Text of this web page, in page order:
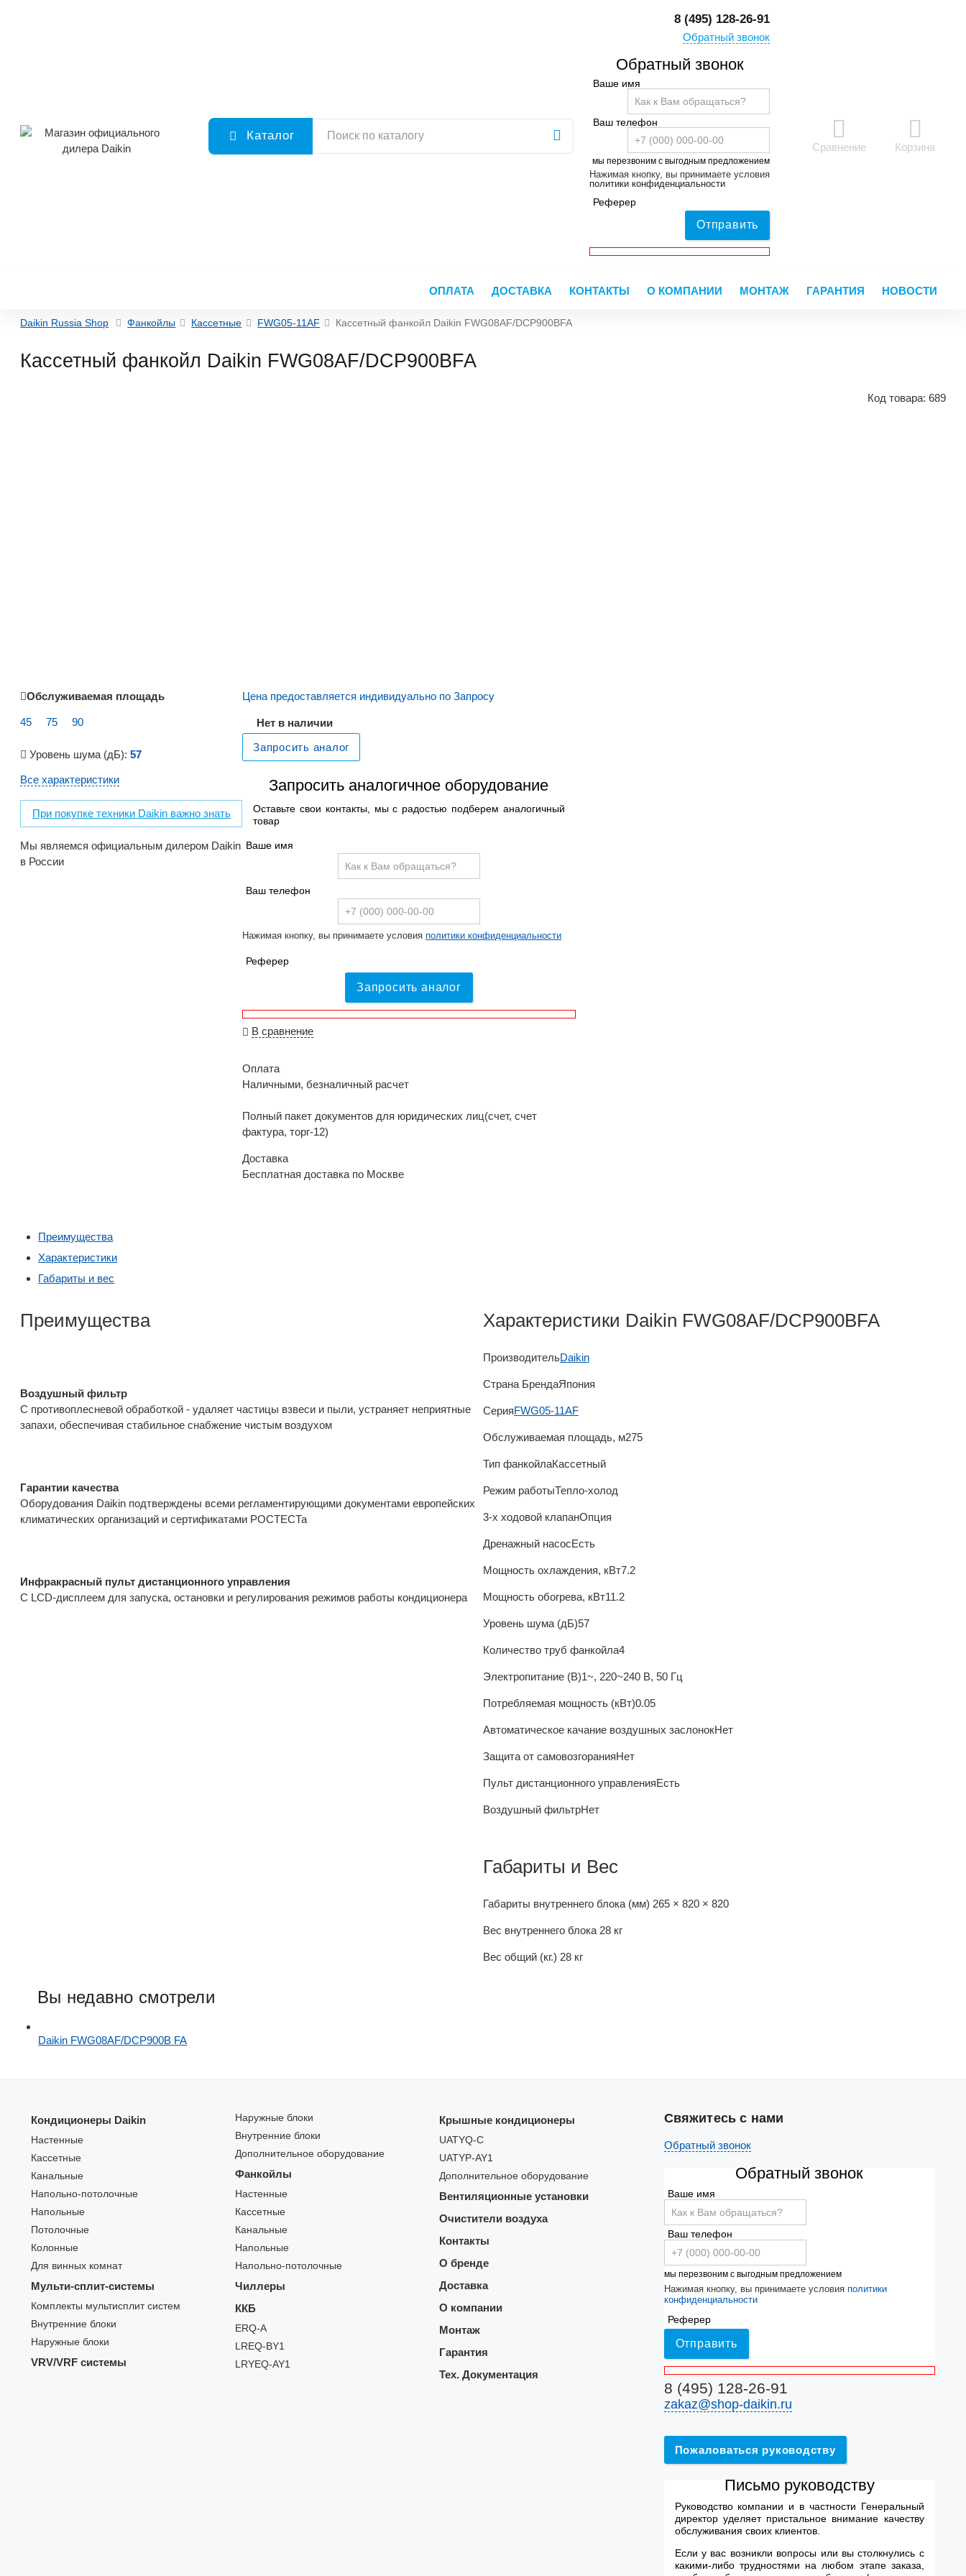
Каталог
8 (495) 128-26-91
Обратный звонок
Обратный звонок
Ваше имя
Ваш телефон
мы перезвоним с выгодным предложением
Нажимая кнопку, вы принимаете условия
политики конфиденциальности
Реферер
Отправить
Сравнение Корзина
ОПЛАТА ДОСТАВКА КОНТАКТЫ О КОМПАНИИ МОНТАЖ ГАРАНТИЯ НОВОСТИ
Daikin Russia Shop Фанкойлы Кассетные FWG05-11AF Кассетный фанкойл Daikin FWG08AF/DCP900BFA
Кассетный фанкойл Daikin FWG08AF/DCP900BFA
Код товара: 689
Цена предоставляется индивидуально по Запросу
Нет в наличии
Запросить аналог
Запросить аналогичное оборудование
Оставьте свои контакты, мы с радостью подберем аналогичный
товар
Ваше имя
Ваш телефон
Нажимая кнопку, вы принимаете условияполитики конфиденциальности
Реферер
Запросить аналог
В сравнение
Оплата
Наличными, безналичный расчет
Полный пакет документов для юридических лиц(счет, счет
фактура, торг-12)
Доставка
Бесплатная доставка по Москве
Обслуживаемая площадь
45 75 90
Уровень шума (дБ):57
Все характеристики
При покупке техники Daikin важно знать
Мы являемся официальным дилером Daikin
в России
Преимущества
Характеристики
Габариты и вес
Преимущества
Воздушный фильтр
С противоплесневой обработкой - удаляет частицы взвеси и пыли, устраняет неприятные
запахи, обеспечивая стабильное снабжение чистым воздухом
Гарантии качества
Оборудования Daikin подтверждены всеми регламентирующими документами европейских
климатических организаций и сертификатами РОСТЕСТа
Инфракрасный пульт дистанционного управления
С LCD-дисплеем для запуска, остановки и регулирования режимов работы кондиционера
Характеристики Daikin FWG08AF/DCP900BFA
ПроизводительDaikin
Страна БрендаЯпония
СерияFWG05-11AF
Обслуживаемая площадь, м275
Тип фанкойлаКассетный
Режим работыТепло-холод
3-х ходовой клапанОпция
Дренажный насосЕсть
Мощность охлаждения, кВт7.2
Мощность обогрева, кВт11.2
Уровень шума (дБ)57
Количество труб фанкойла4
Электропитание (В)1~, 220~240 В, 50 Гц
Потребляемая мощность (кВт)0.05
Автоматическое качание воздушных заслонокНет
Защита от самовозгоранияНет
Пульт дистанционного управленияЕсть
Воздушный фильтрНет
Габариты и Вес
Габариты внутреннего блока (мм) 265 × 820 × 820
Вес внутреннего блока 28 кг
Вес общий (кг.) 28 кг
Вы недавно смотрели
Daikin FWG08AF/DCP900B FA
Кондиционеры Daikin
Настенные
Кассетные
Канальные
Напольно-потолочные
Напольные
Потолочные
Колонные
Для винных комнат
Мульти-сплит-системы
Комплекты мультисплит систем
Внутренние блоки
Наружные блоки
VRV/VRF системы
Наружные блоки
Внутренние блоки
Дополнительное оборудование
Фанкойлы
Настенные
Кассетные
Канальные
Напольные
Напольно-потолочные
Чиллеры
ККБ
ERQ-A
LREQ-BY1
LRYEQ-AY1
Крышные кондиционеры
UATYQ-C
UATYP-AY1
Дополнительное оборудование
Вентиляционные установки
Очистители воздуха
Контакты
О бренде
Доставка
О компании
Монтаж
Гарантия
Тех. Документация
Свяжитесь с нами
Обратный звонок
Обратный звонок
Ваше имя
Ваш телефон
мы перезвоним с выгодным предложением
Нажимая кнопку, вы принимаете условия политики
конфиденциальности
Реферер
Отправить
8 (495) 128-26-91
zakaz@shop-daikin.ru
Пожаловаться руководству
Письмо руководству
Руководство компании и в частности Генеральный
директор уделяет пристальное внимание качеству
обслуживания своих клиентов.
Если у вас возникли вопросы или вы столкнулись с
какими-либо трудностями на любом этапе заказа,